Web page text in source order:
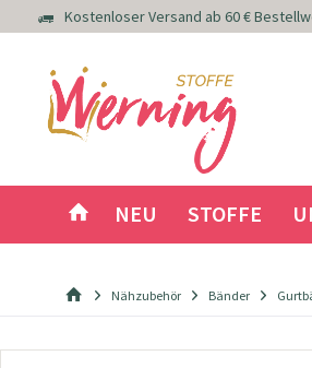
Kostenloser Versand ab 60 €
NEU STOFFE
Nähzubehör Bänder